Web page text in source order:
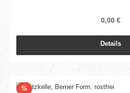
0,00 €
Details
%Rabatt